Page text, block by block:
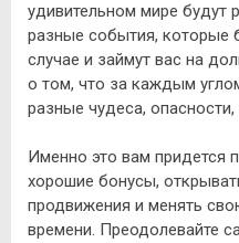
удивительном мире будут
разные события, которые
случае и займут вас на
о том, что за каждым
разные чудеса,
Именно это вам придется
хорошие бонусы,
продвижения и менять
времени. Преодолевайте